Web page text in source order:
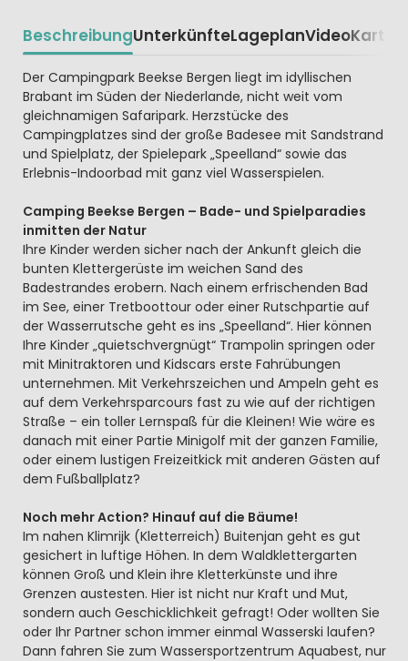
BeschreibungUnterkünfteLageplanVideoKarte
Beschrijving
Der Campingpark Beekse Bergen liegt im idyllischen
Brabant im Süden der Niederlande, nicht weit vom
gleichnamigen Safaripark. Herzstücke des
Campingplatzes sind der große Badesee mit Sandstrand
und Spielplatz, der Spielepark „Speelland“ sowie das
Erlebnis-Indoorbad mit ganz viel Wasserspielen.
Camping Beekse Bergen – Bade- und Spielparadies
inmitten der Natur
Ihre Kinder werden sicher nach der Ankunft gleich die
bunten Klettergerüste im weichen Sand des
Badestrandes erobern. Nach einem erfrischenden Bad
im See, einer Tretboottour oder einer Rutschpartie auf
der Wasserrutsche geht es ins „Speelland“. Hier können
Ihre Kinder „quietschvergnügt“ Trampolin springen oder
mit Minitraktoren und Kidscars erste Fahrübungen
unternehmen. Mit Verkehrszeichen und Ampeln geht es
auf dem Verkehrsparcours fast zu wie auf der richtigen
Straße – ein toller Lernspaß für die Kleinen! Wie wäre es
danach mit einer Partie Minigolf mit der ganzen Familie,
oder einem lustigen Freizeitkick mit anderen Gästen auf
dem Fußballplatz?
Noch mehr Action? Hinauf auf die Bäume!
Im nahen Klimrijk (Kletterreich) Buitenjan geht es gut
gesichert in luftige Höhen. In dem Waldklettergarten
können Groß und Klein ihre Kletterkünste und ihre
Grenzen austesten. Hier ist nicht nur Kraft und Mut,
sondern auch Geschicklichkeit gefragt! Oder wollten Sie
oder Ihr Partner schon immer einmal Wasserski laufen?
Dann fahren Sie zum Wassersportzentrum Aquabest, nur